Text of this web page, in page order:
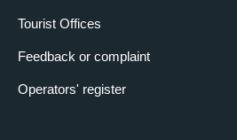
Tourist Offices
Feedback or complaint
Operators' register